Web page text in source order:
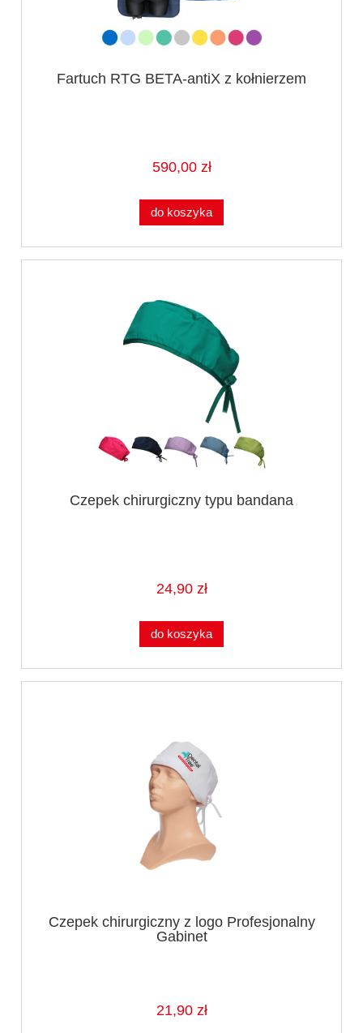
Fartuch RTG BETA-antiX z kołnierzem
590,00 zł
do koszyka
Czepek chirurgiczny typu bandana
24,90 zł
do koszyka
Czepek chirurgiczny z logo Profesjonalny
Gabinet
21,90 zł